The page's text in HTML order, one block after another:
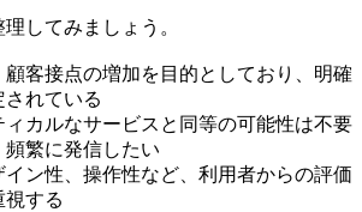
してみましょう。
顧客接点の増加を目的としており、明確
れている
ィカルなサービスと同等の可能性は不要
頻繁に発信したい
イン性、操作性など、利用者からの評価
視する